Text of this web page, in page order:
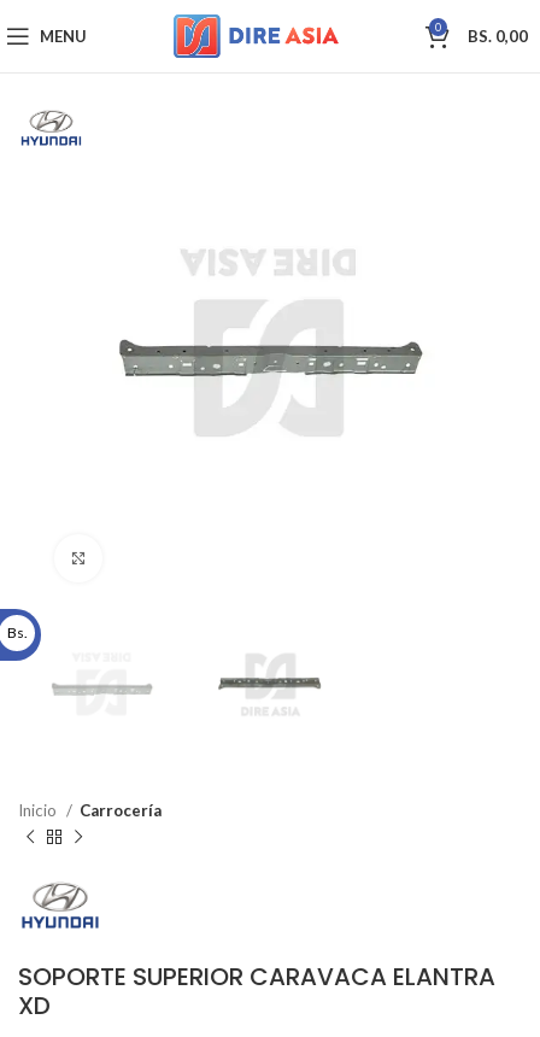
MENU 0 BS. 0,00
Inicio Carrocería
SOPORTE SUPERIOR CARAVACA ELANTRA
XD
Bs.